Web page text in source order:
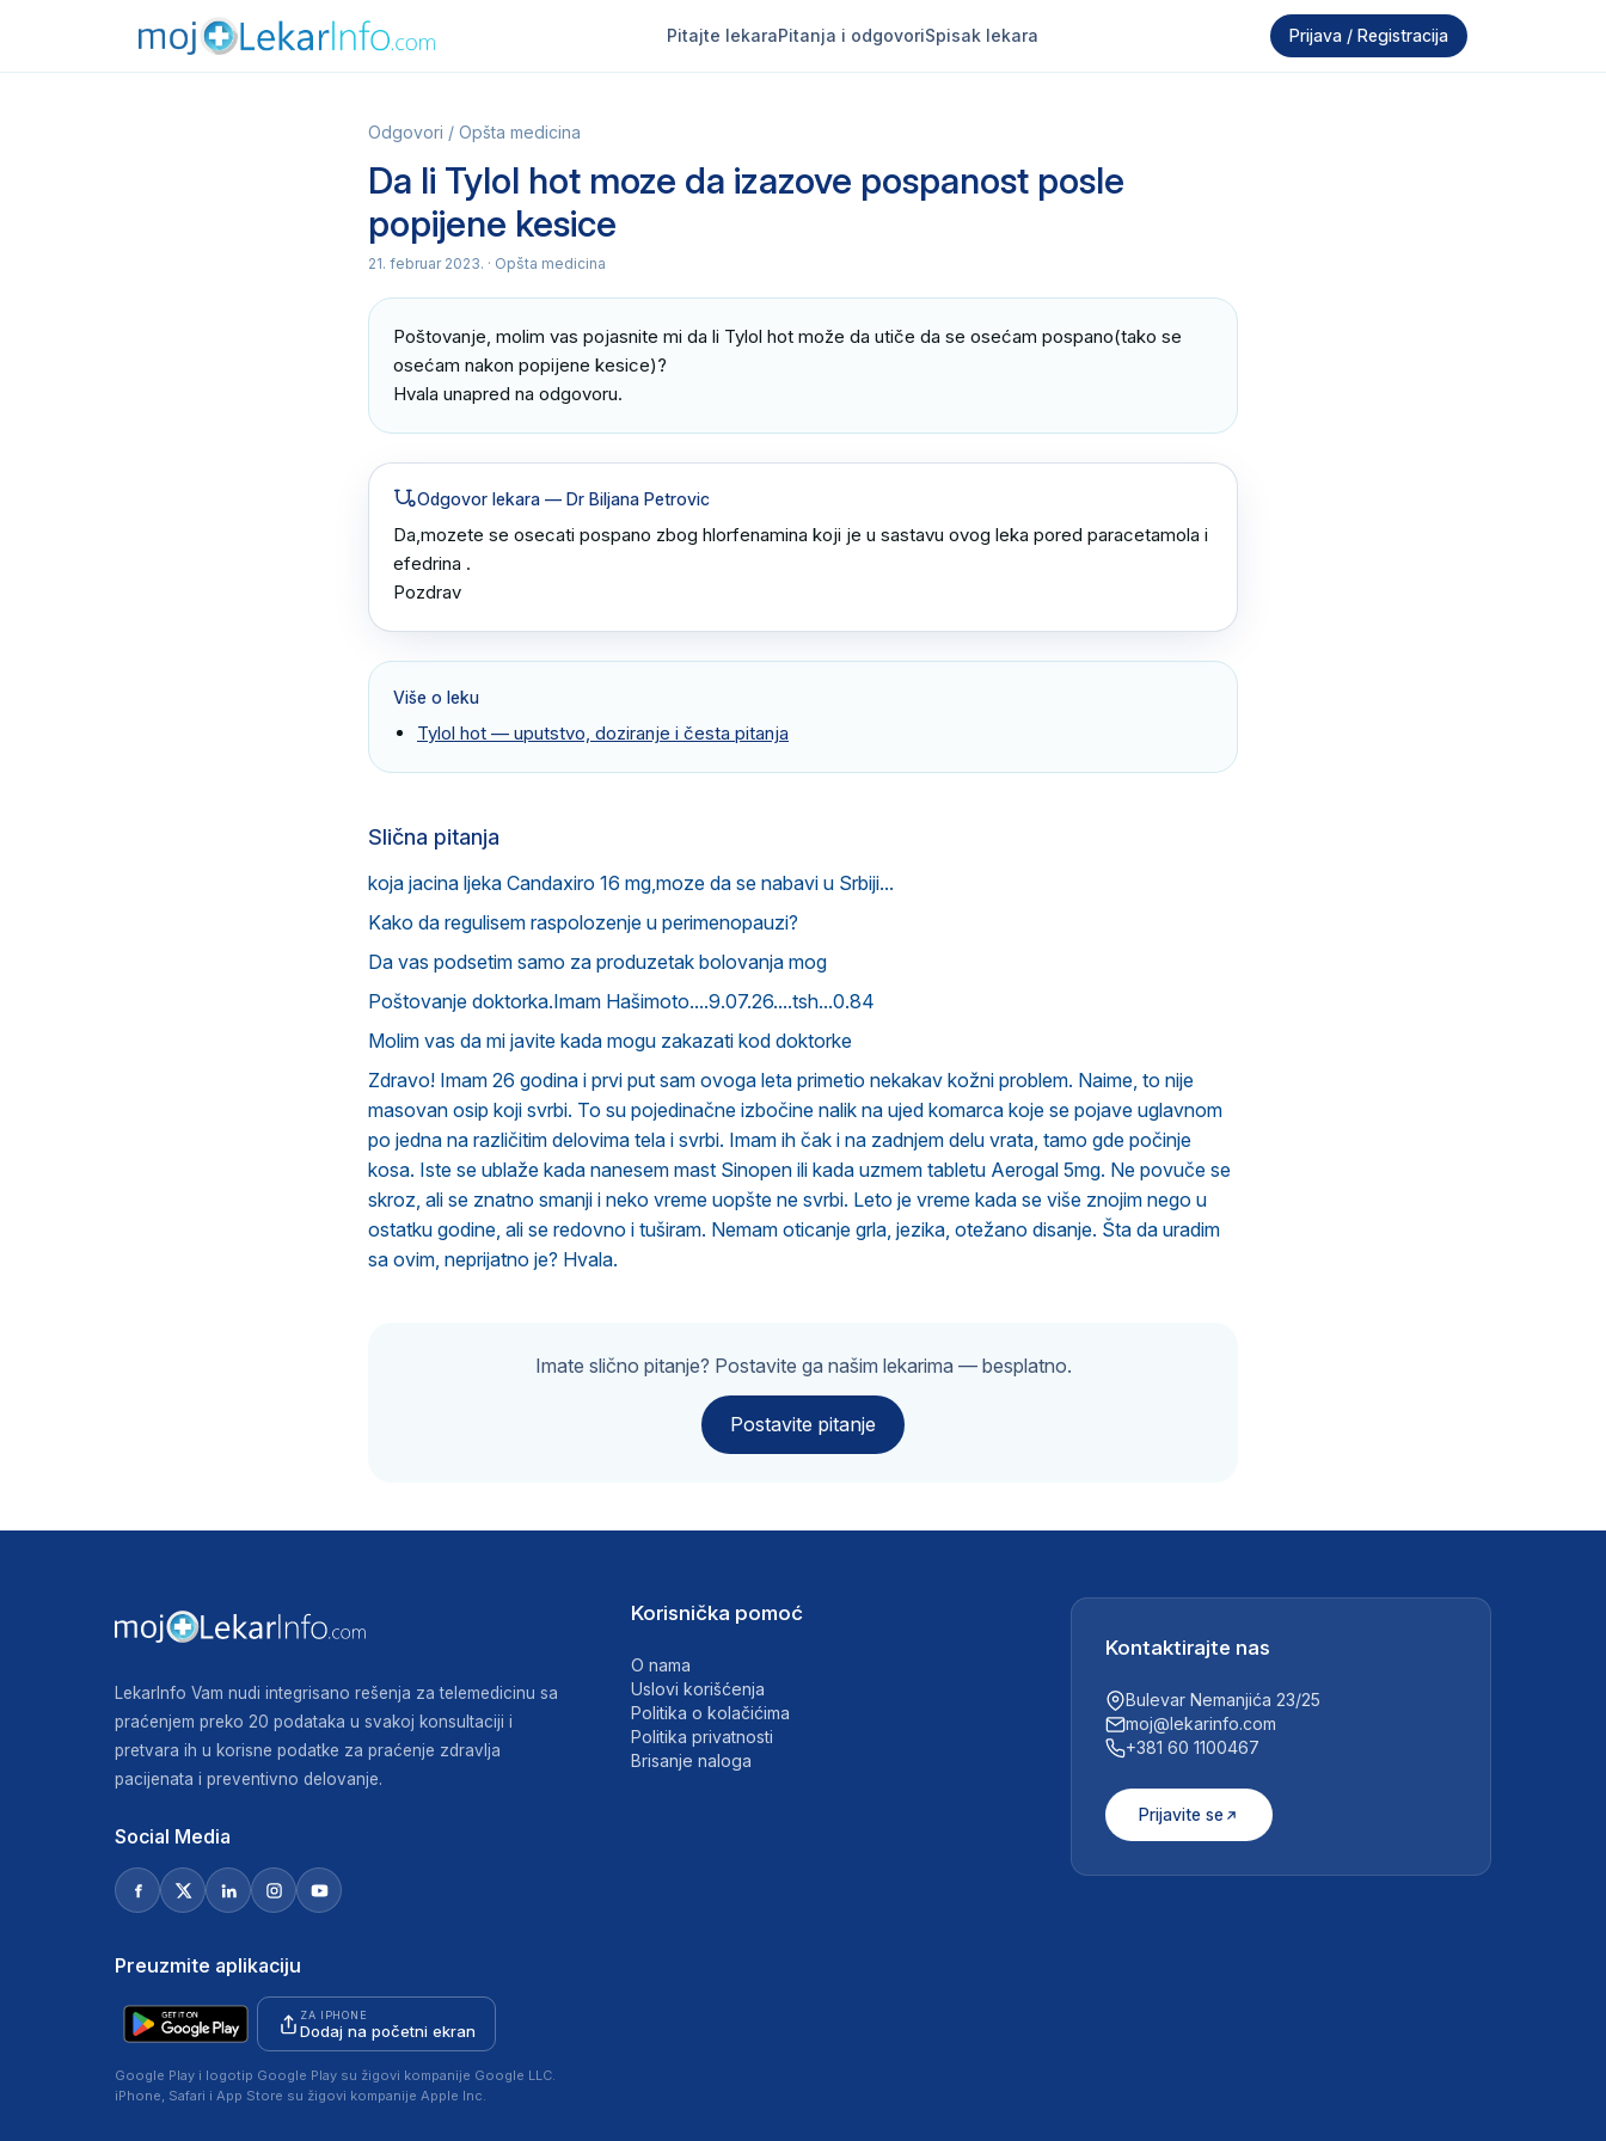
Pitajte lekaraPitanja i odgovoriSpisak lekara Prijava / Registracija
Odgovori / Opšta medicina
Da li Tylol hot moze da izazove pospanost posle
popijene kesice
21. februar 2023. · Opšta medicina
Poštovanje, molim vas pojasnite mi da li Tylol hot može da utiče da se osećam pospano(tako se
osećam nakon popijene kesice)?
Hvala unapred na odgovoru.
Odgovor lekara — Dr Biljana Petrovic
Da,mozete se osecati pospano zbog hlorfenamina koji je u sastavu ovog leka pored paracetamola i
efedrina .
Pozdrav
Više o leku
Tylol hot — uputstvo, doziranje i česta pitanja
Slična pitanja
koja jacina ljeka Candaxiro 16 mg,moze da se nabavi u Srbiji...
Kako da regulisem raspolozenje u perimenopauzi?
Da vas podsetim samo za produzetak bolovanja mog
Poštovanje doktorka.Imam Hašimoto....9.07.26....tsh...0.84
Molim vas da mi javite kada mogu zakazati kod doktorke
Zdravo! Imam 26 godina i prvi put sam ovoga leta primetio nekakav kožni problem. Naime, to nije
masovan osip koji svrbi. To su pojedinačne izbočine nalik na ujed komarca koje se pojave uglavnom
po jedna na različitim delovima tela i svrbi. Imam ih čak i na zadnjem delu vrata, tamo gde počinje
kosa. Iste se ublaže kada nanesem mast Sinopen ili kada uzmem tabletu Aerogal 5mg. Ne povuče se
skroz, ali se znatno smanji i neko vreme uopšte ne svrbi. Leto je vreme kada se više znojim nego u
ostatku godine, ali se redovno i tuširam. Nemam oticanje grla, jezika, otežano disanje. Šta da uradim
sa ovim, neprijatno je? Hvala.
Imate slično pitanje? Postavite ga našim lekarima — besplatno.
Postavite pitanje
LekarInfo Vam nudi integrisano rešenja za telemedicinu sa
praćenjem preko 20 podataka u svakoj konsultaciji i
pretvara ih u korisne podatke za praćenje zdravlja
pacijenata i preventivno delovanje.
Social Media
Preuzmite aplikaciju
ZA IPHONE
Dodaj na početni ekran
Google Play i logotip Google Play su žigovi kompanije Google LLC.
iPhone, Safari i App Store su žigovi kompanije Apple Inc.
Korisnička pomoć
O nama
Uslovi korišćenja
Politika o kolačićima
Politika privatnosti
Brisanje naloga
Kontaktirajte nas
Bulevar Nemanjića 23/25
moj@lekarinfo.com
+381 60 1100467
Prijavite se